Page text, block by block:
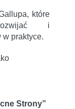
które
i
w praktyce.
Strony”